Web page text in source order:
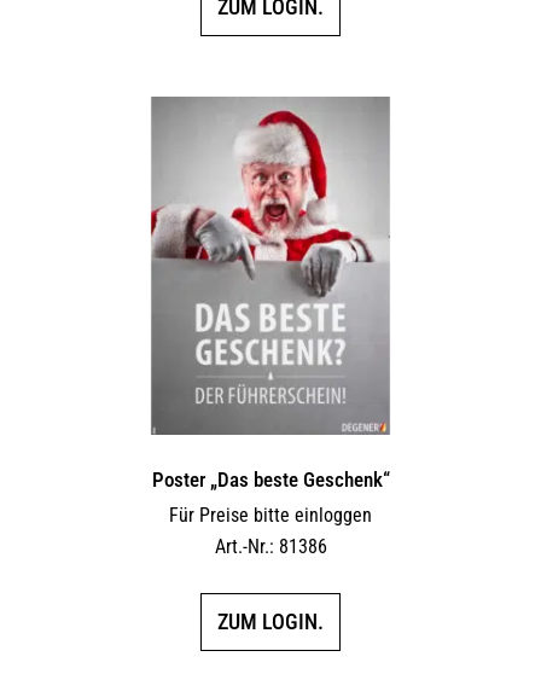
ZUM LOGIN.
Poster „Das beste Geschenk“
Für Preise bitte einloggen
Art.-Nr.: 81386
ZUM LOGIN.